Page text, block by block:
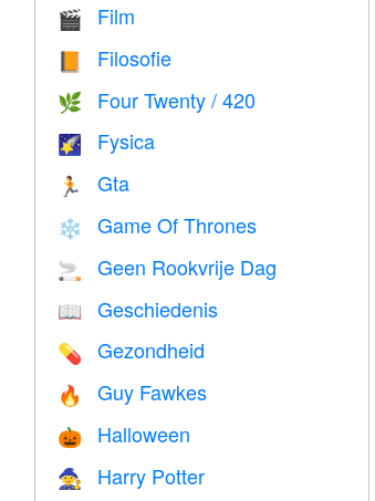
🎬 Film
📙 Filosofie
🌿 Four Twenty / 420
🌠 Fysica
🏃 Gta
❄️ Game Of Thrones
🚬 Geen Rookvrije Dag
📖 Geschiedenis
💊 Gezondheid
🔥 Guy Fawkes
🎃 Halloween
🧙 Harry Potter